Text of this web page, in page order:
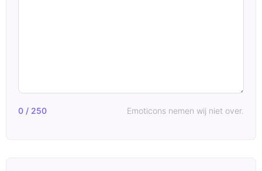
0 / 250 Emoticons nemen wij niet over.